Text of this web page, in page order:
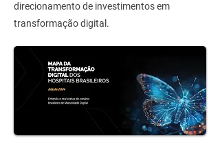
direcionamento de investimentos em
transformação digital.